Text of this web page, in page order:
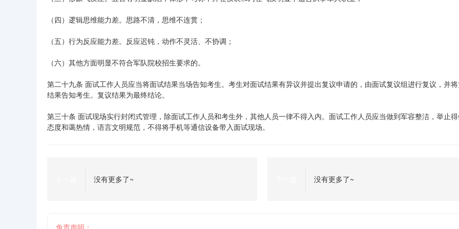
（四）逻辑思维能力差。思路不清，思维不连贯；
（五）行为反应能力差。反应迟钝，动作不灵活、不协调；
（六）其他方面明显不符合军队院校招生要求的。
第二十九条 面试工作人员应当将面试结果当场告知考生。考生对面试结果有异议并提出复议申请的，由面试复议组进行复议，并
结果告知考生。复议结果为最终结论。
第三十条 面试现场实行封闭式管理，除面试工作人员和考生外，其他人员一律不得入内。面试工作人员应当做到军容整洁，举止得
态度和蔼热情，语言文明规范，不得将手机等通信设备带入面试现场。
没有更多了~ 没有更多了~
免责声明：